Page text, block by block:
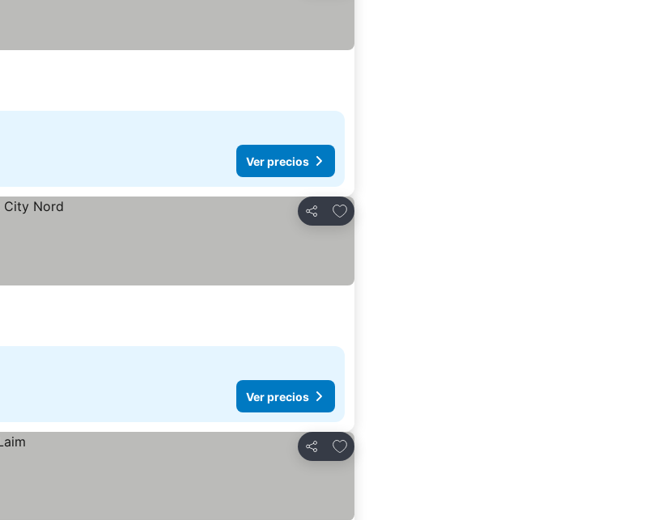
Ver precios
Compartir
Agregar a favoritos
Ver precios
Compartir
Agregar a favoritos